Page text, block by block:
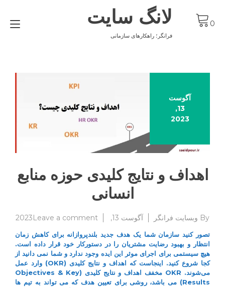
content
لانگ سایت
فرانگر؛ راهکارهای سازمانی
0
آگوست
13,
2023
اهداف و نتایج کلیدی حوزه منابع
انسانی
By وبسایت فرانگر آگوست 13, 2023 Leave a comment
on
و
نتایج
حوزه
منابع
تصور کنید سازمان شما یک هدف جدید بلندپروازانه برای کاهش زمان
انتظار و بهبود رضایت مشتریان را در دستورکار خود قرار داده است.
هیچ سیستمی برای اجرای موثر این ایده وجود ندارد و شما نمی دانید از
کجا شروع کنید. اینجاست که اهداف و نتایج کلیدی (OKR) وارد عمل
می‌شوند. OKR مخفف اهداف و نتایج کلیدی (Objectives & Key
Results) می باشد، روشی برای تعیین هدف که می تواند به تیم ها